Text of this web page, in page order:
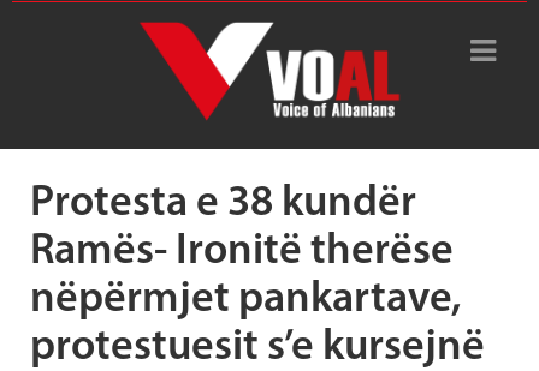
Tag Archive: skandale
korruptive
Protesta e 38 kundër
Ramës- Ironitë therëse
nëpërmjet pankartave,
protestuesit s’e kursejnë